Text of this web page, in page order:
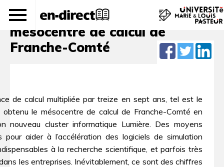
Puissance décuplée au
mésocentre de calcul de
Franche-Comté
de calcul multipliée par treize en sept ans, tel est le
obtenu le mésocentre de calcul de Franche-Comté en
nouveau cluster informatique Lumière. Des moyens
pour aider à l’accélération des logiciels de simulation
à la recherche scientifique, et parfois très
les entreprises. Inévitablement, ce sont des chiffres